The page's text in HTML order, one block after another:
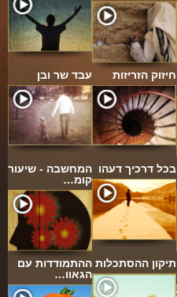
עבד שר ובן חיזוק הזריזות
המחשבה - שיעור
קומ…
בכל דרכיך דעהו
ההתמודדות עם
הגאוו…
תיקון ההסתכלות